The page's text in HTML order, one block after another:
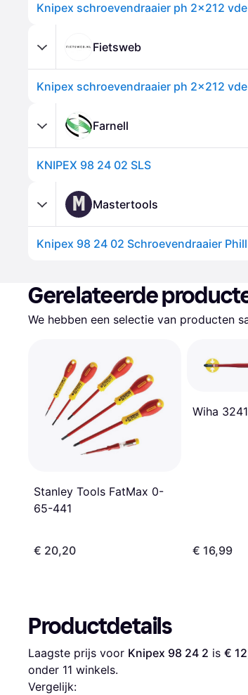
Knipex schroevendraaier ph 2x212
Fietsweb
Knipex schroevendraaier ph 2x212
Farnell
KNIPEX 98 24 02 SLS
M Mastertools
Knipex 98 24 02 Schroevendraaier
Gerelateerde
We hebben een selectie van producten
Stanley Tools FatMax 0-
65-441
€ 20,20
Wiha
€ 16,99
Productdetails
Laagste prijs voor Knipex 98 24 2 is €
onder 11 winkels.
Vergelijk: